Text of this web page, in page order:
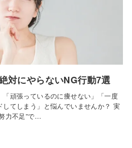
対にやらないNG行動7選
頑張っているのに痩せない」「一度
てしまう」と悩んでいませんか？ 実
力不足”で…